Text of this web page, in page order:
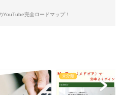
完全ロードマップ！
未分類